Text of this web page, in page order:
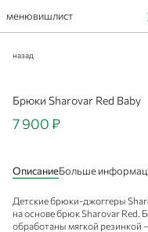
менювишлист
назад
Брюки Sharovar Red Baby
7 900 ₽
ОписаниеБольше
Детские брюки-джоггеры
на основе брюк Sharovar Red.
обработаны мягкой резинкой